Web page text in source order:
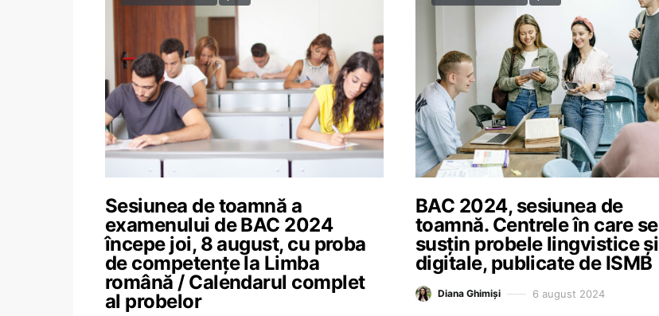
Sesiunea de toamnă a
examenului de BAC 2024
începe joi, 8 august, cu proba
de competențe la Limba
română / Calendarul complet
al probelor
BAC 2024, sesiunea de
toamnă. Centrele în care se
susțin probele lingvistice și
digitale, publicate de ISMB
Diana Ghimiși 6 august 2024